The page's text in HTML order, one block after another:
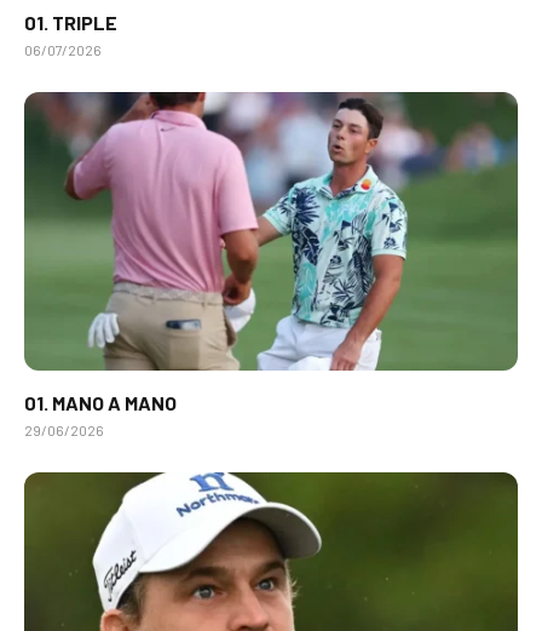
01. TRIPLE
06/07/2026
01. MANO A MANO
29/06/2026